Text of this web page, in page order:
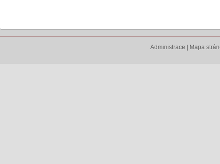
Administrace Mapa